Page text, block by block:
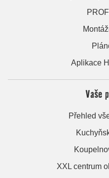
Aplikace
Vaše
Přehled
XXL centrum